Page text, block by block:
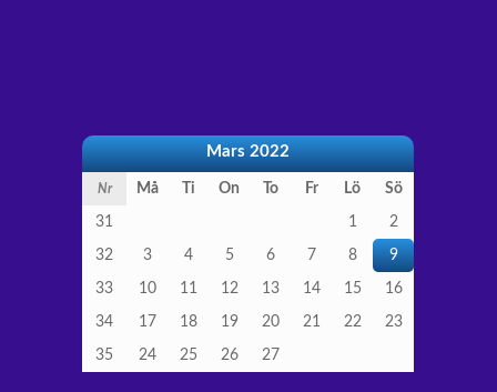
Mars 2022
Nr Må Ti On To Fr Lö Sö
31 1 2
32 3 4 5 6 7 8 9
33 10 11 12 13 14 15 16
34 17 18 19 20 21 22 23
35 24 25 26 27